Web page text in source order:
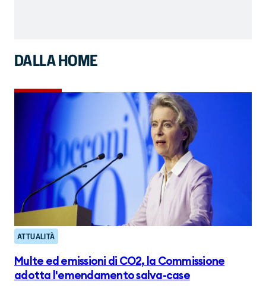
DALLA HOME
ATTUALITÀ
Multe ed emissioni di CO2, la Commissione
adotta l'emendamento salva-case